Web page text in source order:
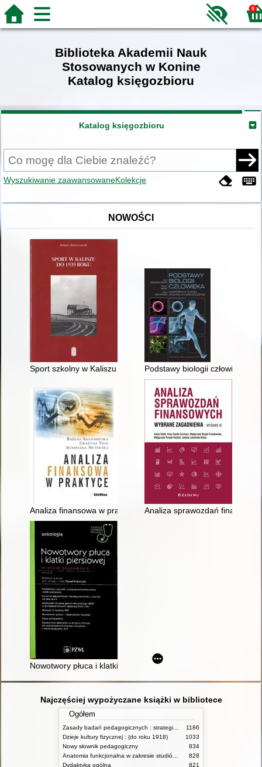
0
Biblioteka Akademii Nauk
Stosowanych w Konine
Katalog księgozbioru
Katalog księgozbioru
Wyszukiwanie zaawansowaneKolekcje
NOWOŚCI
Sport szkolny w Kaliszu do 1939 rokuPodstawy biologii człowieka :
Analiza finansowa w praktyce Analiza sprawozdań
Nowotwory płuca i klatki piersiowej : wybrane zagadnienia
Najczęściej wypożyczane książki w bibliotece
Ogółem
1186
Dzieje kultury fizycznej : (do roku 1918)
1033
Nowy słownik pedagogiczny
834
828
Dydaktyka ogólna
821